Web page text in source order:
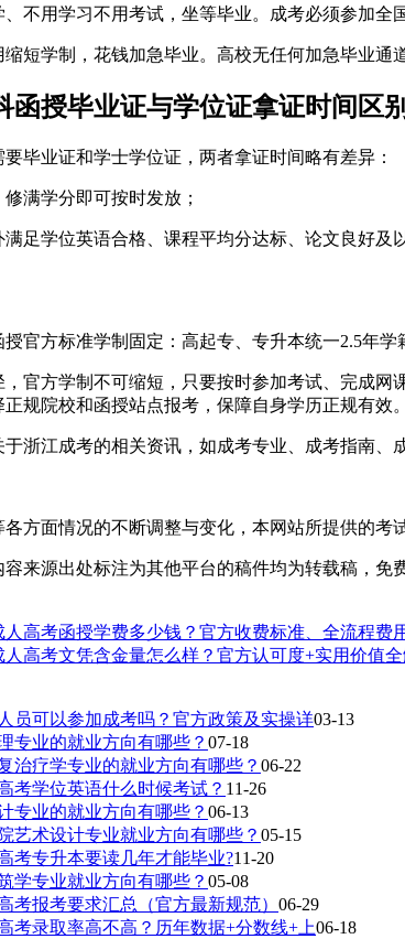
不用学习不用考试，坐等毕业。成考必须参加全
短学制，花钱加急毕业。高校无任何加急毕业通
函授毕业证与学位证拿证时间区别
毕业证和学士学位证，两者拿证时间略有差异：
满学分即可按时发放；
足学位英语合格、课程平均分达标、论文良好及
授官方标准学制固定：高起专、专升本统一2.5年
，官方学制不可缩短，只要按时参加考试、完成
规院校和函授站点报考，保障自身学历正规有效。
于浙江成考的相关资讯，如成考专业、成考指南
各方面情况的不断调整与变化，本网站所提供的考
容来源出处标注为其他平台的稿件均为转载稿，
人高考函授学费多少钱？官方收费标准、全流程费
人高考文凭含金量怎么样？官方认可度+实用价值
员可以参加成考吗？官方政策及实操详03-13
专业的就业方向有哪些？ 07-18
治疗学专业的就业方向有哪些？ 06-22
考学位英语什么时候考试？ 11-26
专业的就业方向有哪些？ 06-13
艺术设计专业就业方向有哪些？ 05-15
考专升本要读几年才能毕业?11-20
学专业就业方向有哪些？ 05-08
考报考要求汇总（官方最新规范） 06-29
考录取率高不高？历年数据+分数线+上06-18